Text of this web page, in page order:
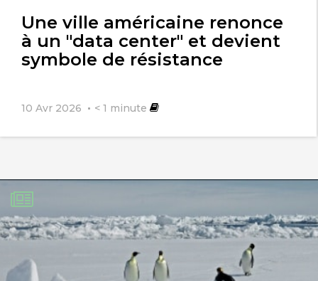
Une ville américaine renonce
à un "data center" et devient
symbole de résistance
10 Avr 2026 < 1 minute